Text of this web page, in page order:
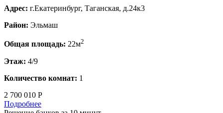
Адрес: г.Екатеринбург, Таганская, д.24к3
Район: Эльмаш
Общая площадь: 22м2
Этаж: 4/9
Количество комнат: 1
2 700 010 Р
Подробнее